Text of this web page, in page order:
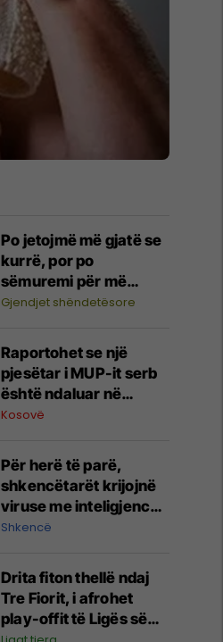
Po jetojmë më gjatë se
kurrë, por po
sëmuremi për më
shumë vite
Gjendjet shëndetësore
Raportohet se një
pjesëtar i MUP-it serb
është ndaluar në
Jarinë
Kosovë
Për herë të parë,
shkencëtarët krijojnë
viruse me inteligjencë
artificiale
Shkencë
Drita fiton thellë ndaj
Tre Fiorit, i afrohet
play-offit të Ligës së